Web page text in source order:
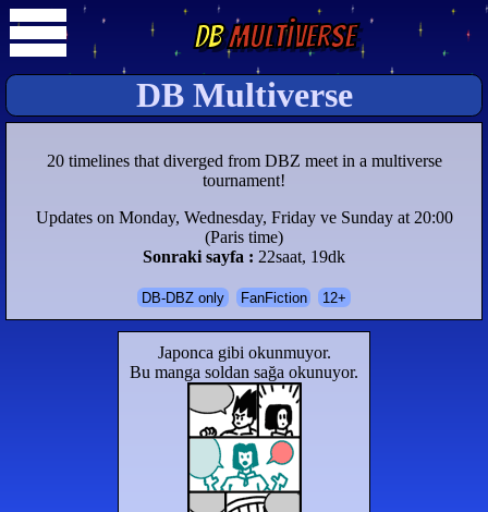
DBMultiverse
DB Multiverse
20 timelines that diverged from DBZ meet in a multiverse
tournament!
Updates on Monday, Wednesday, Friday ve Sunday at 20:00
(Paris time)
Sonraki sayfa : 22saat, 19dk
DB-DBZ only FanFiction 12+
Japonca gibi okunmuyor.
Bu manga soldan sağa okunuyor.